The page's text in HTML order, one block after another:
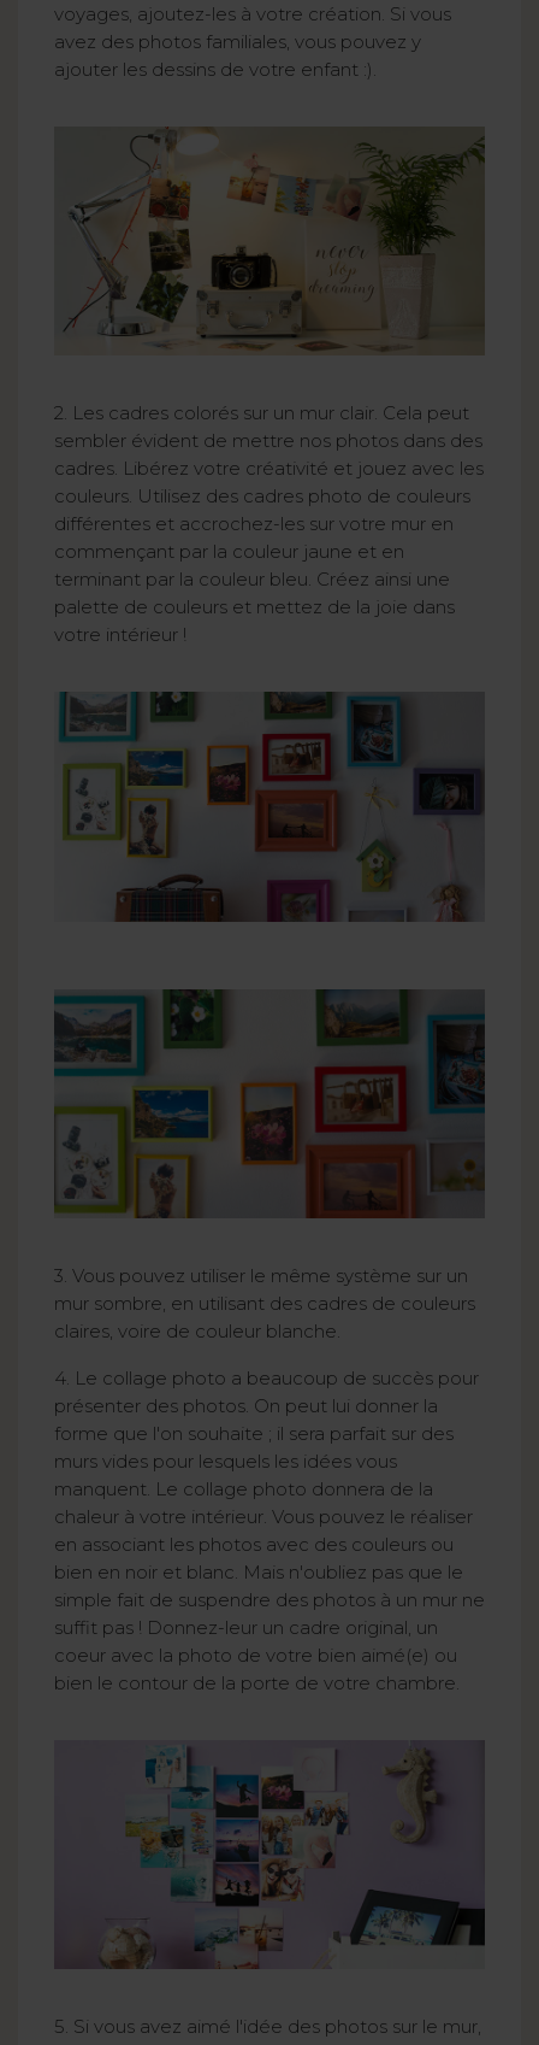
voyages, ajoutez-les à votre création. Si vous
avez des photos familiales, vous pouvez y
ajouter les dessins de votre enfant :).
2. Les cadres colorés sur un mur clair. Cela peut
sembler évident de mettre nos photos dans des
cadres. Libérez votre créativité et jouez avec les
couleurs. Utilisez des cadres photo de couleurs
différentes et accrochez-les sur votre mur en
commençant par la couleur jaune et en
terminant par la couleur bleu. Créez ainsi une
palette de couleurs et mettez de la joie dans
votre intérieur !
3. Vous pouvez utiliser le même système sur un
mur sombre, en utilisant des cadres de couleurs
claires, voire de couleur blanche.
4. Le collage photo a beaucoup de succès pour
présenter des photos. On peut lui donner la
forme que l'on souhaite ; il sera parfait sur des
murs vides pour lesquels les idées vous
manquent. Le collage photo donnera de la
chaleur à votre intérieur. Vous pouvez le réaliser
en associant les photos avec des couleurs ou
bien en noir et blanc. Mais n'oubliez pas que le
simple fait de suspendre des photos à un mur ne
suffit pas ! Donnez-leur un cadre original, un
coeur avec la photo de votre bien aimé(e) ou
bien le contour de la porte de votre chambre.
5. Si vous avez aimé l'idée des photos sur le mur,